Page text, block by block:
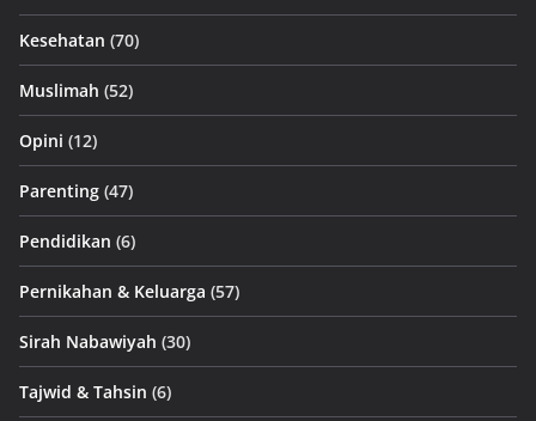
Kesehatan (70)
Muslimah (52)
Opini (12)
Parenting (47)
Pendidikan (6)
Pernikahan & Keluarga (57)
Sirah Nabawiyah (30)
Tajwid & Tahsin (6)